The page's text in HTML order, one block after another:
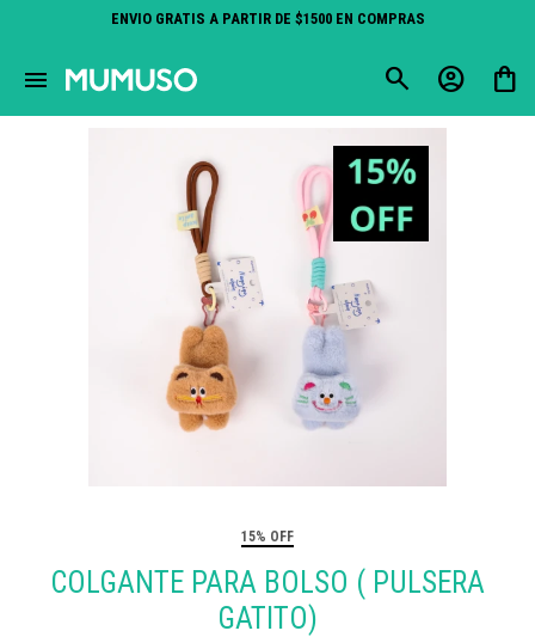
ENVIO GRATIS A PARTIR DE $1500 EN COMPRAS
menu
15% OFF
COLGANTE PARA BOLSO ( PULSERA
GATITO)
close